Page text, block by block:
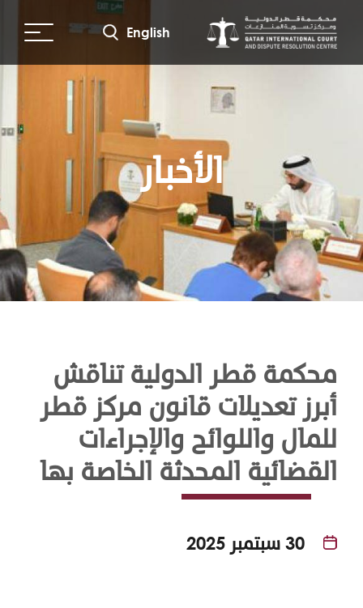
المحتوى
English
الأخبار
محكمة قطر الدولية تناقش
أبرز تعديلات قانون مركز قطر
للمال واللوائح والإجراءات
القضائية المحدثة الخاصة بها
30 سبتمبر 2025